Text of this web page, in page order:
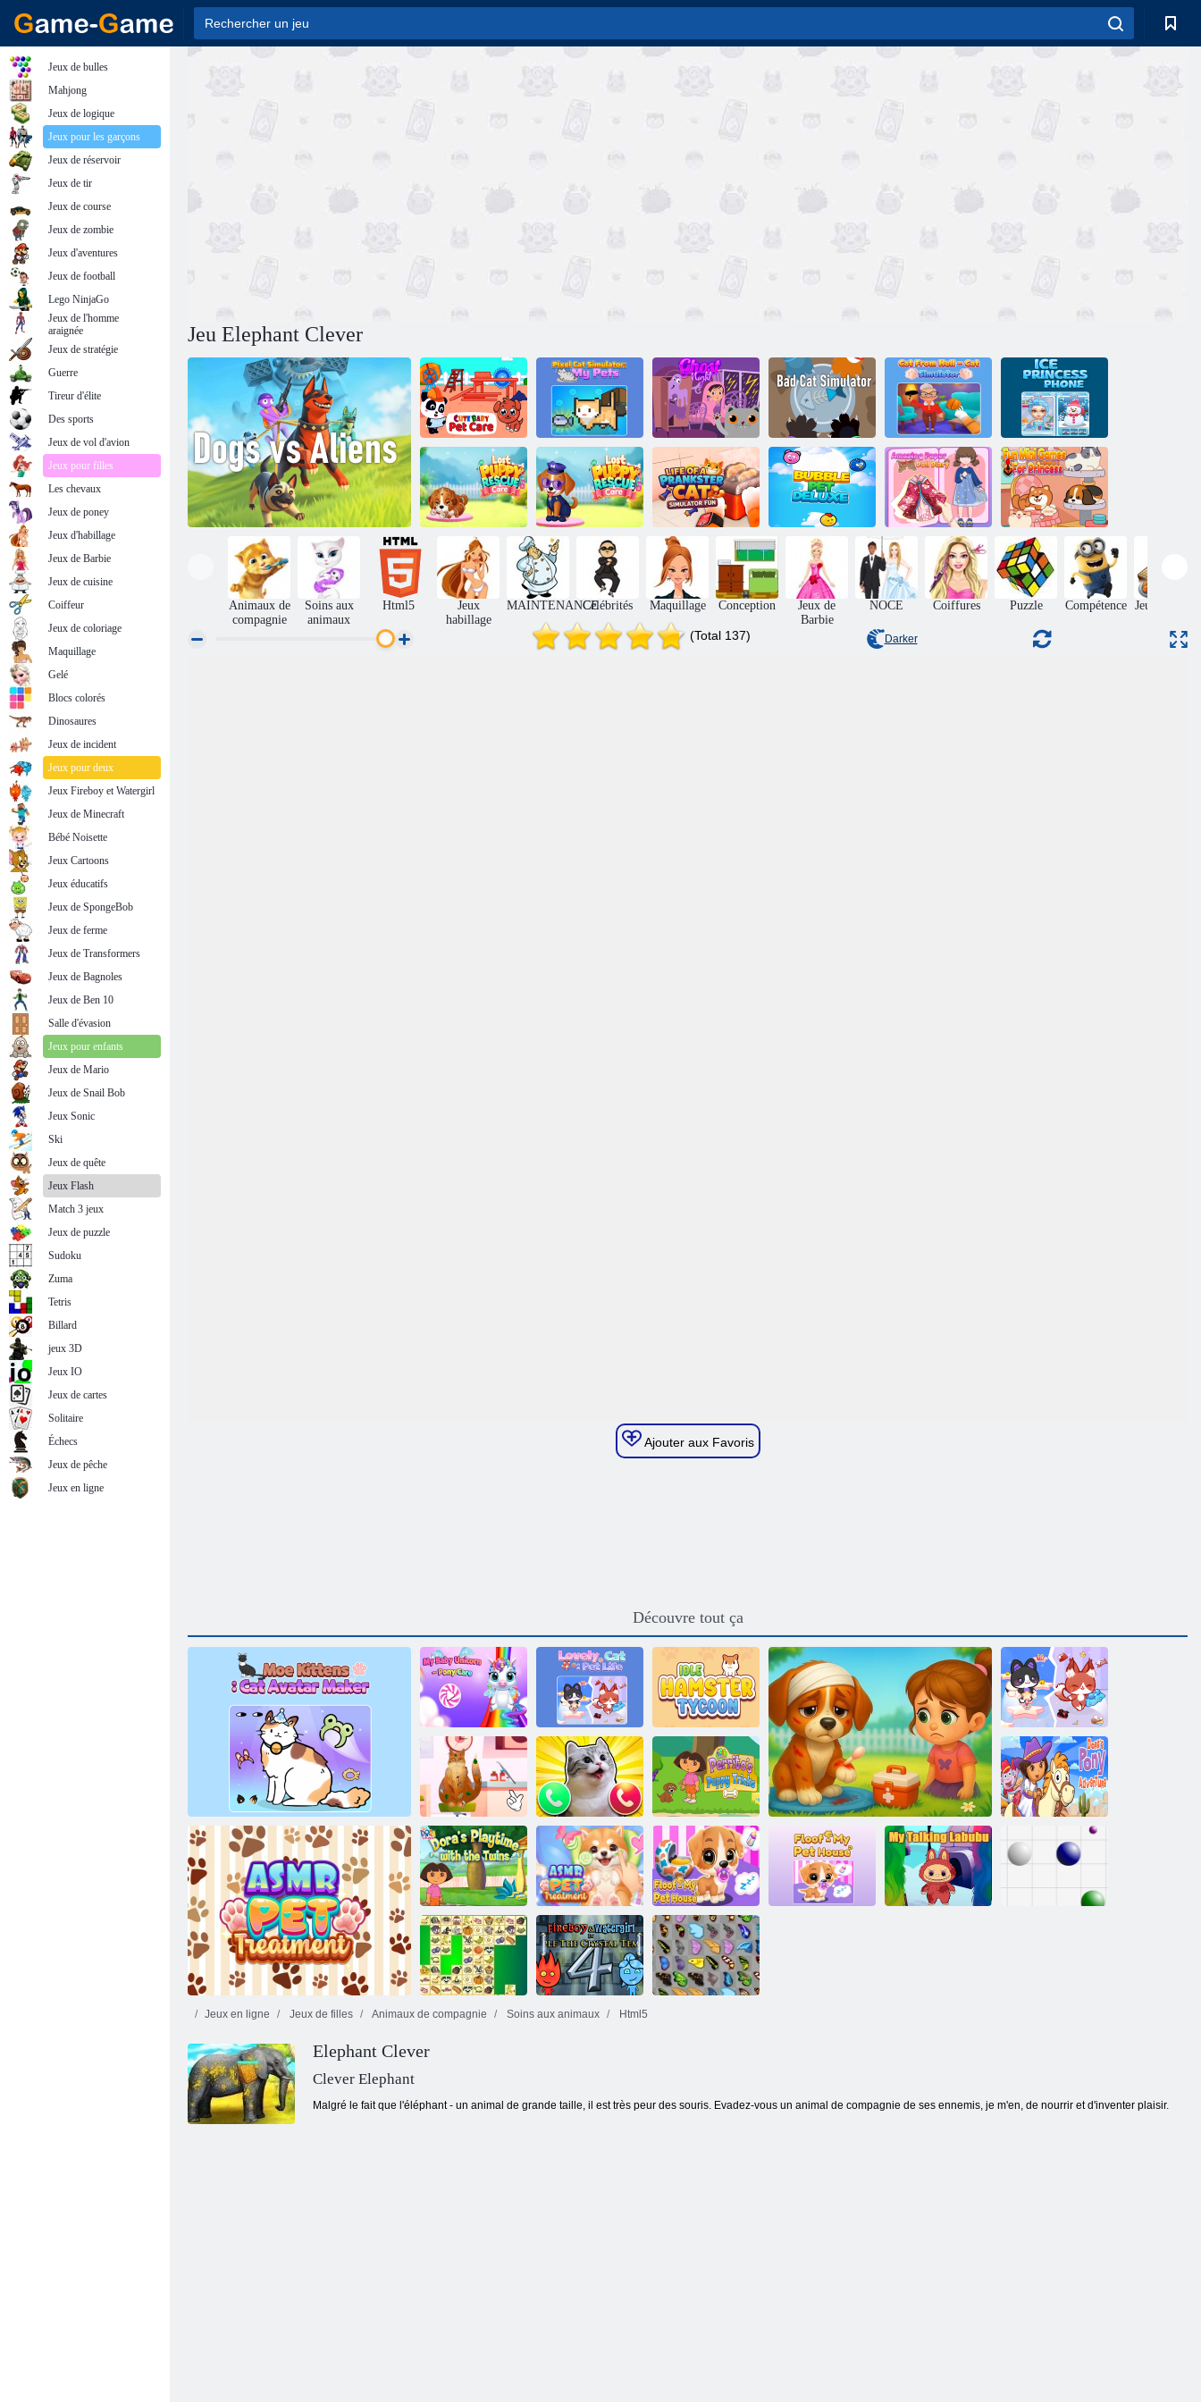
Jeu Elephant Clever
Mignon Baby
Pet Care
Pixel Cat
Simulator: Mes
animaux
Soirée fantôme
Simulateur de
mauvais chat
Cat from Hell -
Cat Simulator
Téléphone Ice
Princess
Playground Man
Mod! Web de
destruction!
Rescue et soins
perdus
Prankster Cat
Simulator Fun
Bubble Pet
Deluxe
Journal de
poupée en papier
incroyable
Mini-jeux
amusants pour la
princesse
Animaux de
compagnie
Soins aux
animaux
Html5
Jeux
habillage
MAINTENANCECélébrités Maquillage Conception
Jeux de
Barbie
NOCE Coiffures Puzzle Compétence
Jeux de fille
(Total 137) Darker
Ajouter aux Favoris
Découvre tout ça
MOE KATENS Cat Avatar Maker
Mon bébé
Unicorn - Pony
Care 2
Belle chat: vie
d'animaux
Magnat du
hamster inactif
Belle vie animale
de chat
SHELTER
SHÉLIER
ANIMAL
CATRE
ANIMAL
Chat komaru
Tricks de chiot
de l'explorateur
Perrito
Adventure
Dora The
Explorer Dora's
Playtime avec
les jumeaux
Traitement pour
animaux de
compagnie
ASMR
Floof ma maison
pour animaux de
compagnie
Jeux en ligne Jeux de filles Animaux de compagnie Soins aux animaux Html5
Elephant Clever
Clever Elephant
Malgré le fait que l'éléphant - un animal de grande taille, il est très peur des souris. Evadez-vous un animal de compagnie de ses ennemis, je m'en, de nourrir et d'inventer plaisir.
Jeux de bulles
Mahjong
Jeux de logique
Jeux pour les garçons
Jeux de réservoir
Jeux de tir
Jeux de course
Jeux de zombie
Jeux d'aventures
Jeux de football
Lego NinjaGo
Jeux de l'homme
araignée
Jeux de stratégie
Guerre
Tireur d'élite
Des sports
Jeux de vol d'avion
Jeux pour filles
Les chevaux
Jeux de poney
Jeux d'habillage
Jeux de Barbie
Jeux de cuisine
Coiffeur
Jeux de coloriage
Maquillage
Gelé
Blocs colorés
Dinosaures
Jeux de incident
Jeux pour deux
Jeux Fireboy et Watergirl
Jeux de Minecraft
Bébé Noisette
Jeux Cartoons
Jeux éducatifs
Jeux de SpongeBob
Jeux de ferme
Jeux de Transformers
Jeux de Bagnoles
Jeux de Ben 10
Salle d'évasion
Jeux pour enfants
Jeux de Mario
Jeux de Snail Bob
Jeux Sonic
Ski
Jeux de quête
Jeux Flash
Match 3 jeux
Jeux de puzzle
Sudoku
Zuma
Tetris
Billard
jeux 3D
Jeux IO
Jeux de cartes
Solitaire
Échecs
Jeux de pêche
Jeux en ligne